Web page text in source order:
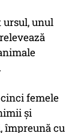
ursul, unul
femele
şi
împreună cu